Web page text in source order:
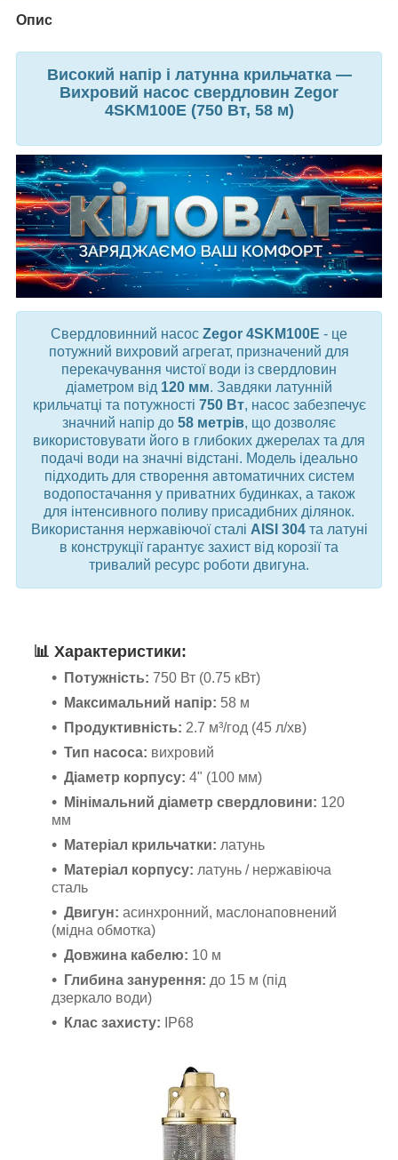
Опис
Високий напір і латунна крильчатка —
Вихровий насос свердловин Zegor
4SKM100E (750 Вт, 58 м)
Свердловинний насос Zegor 4SKM100E - це
потужний вихровий агрегат, призначений для
перекачування чистої води із свердловин
діаметром від 120 мм. Завдяки латунній
крильчатці та потужності 750 Вт, насос забезпечує
значний напір до 58 метрів, що дозволяє
використовувати його в глибоких джерелах та для
подачі води на значні відстані. Модель ідеально
підходить для створення автоматичних систем
водопостачання у приватних будинках, а також
для інтенсивного поливу присадибних ділянок.
Використання нержавіючої сталі AISI 304та латуні
в конструкції гарантує захист від корозії та
тривалий ресурс роботи двигуна.
📊 Характеристики:
Потужність: 750 Вт (0.75 кВт)
Максимальний напір: 58 м
Продуктивність: 2.7 м³/год (45 л/хв)
Тип насоса: вихровий
Діаметр корпусу: 4" (100 мм)
Мінімальний діаметр свердловини: 120
мм
Матеріал крильчатки: латунь
Матеріал корпусу: латунь / нержавіюча
сталь
Двигун: асинхронний, маслонаповнений
(мідна обмотка)
Довжина кабелю: 10 м
Глибина занурення: до 15 м (під
дзеркало води)
Клас захисту: IP68